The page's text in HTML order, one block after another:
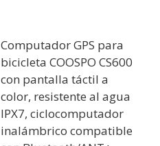
Computador GPS para
bicicleta COOSPO CS600
con pantalla táctil a
color, resistente al agua
IPX7, ciclocomputador
inalámbrico compatible